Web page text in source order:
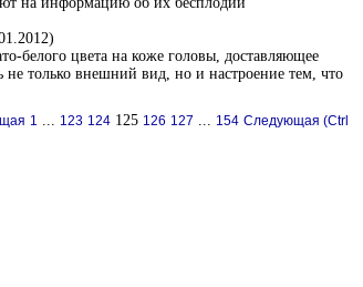
белого цвета на коже головы, доставляющее
не только внешний вид, но и настроение тем, что
1 ... 123 124 125 126 127 ... 154 Следующая (Ctrl